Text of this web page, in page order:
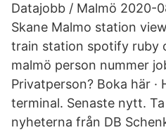
Datajobb / Malmö 2020-
Skane Malmo station
train station spotify ruby
malmö person nummer
Privatperson? Boka här ·
terminal. Senaste nytt.
nyheterna från DB